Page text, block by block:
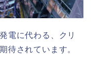
電に代わる、クリ
待されています。